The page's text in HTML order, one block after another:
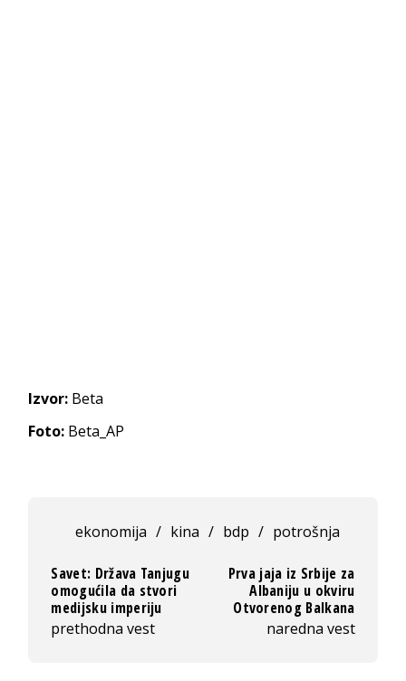
Izvor: Beta
Foto: Beta_AP
ekonomija / kina / bdp / potrošnja
Savet: Država Tanjugu
omogućila da stvori
medijsku imperiju
prethodna vest
Prva jaja iz Srbije za
Albaniju u okviru
Otvorenog Balkana
naredna vest